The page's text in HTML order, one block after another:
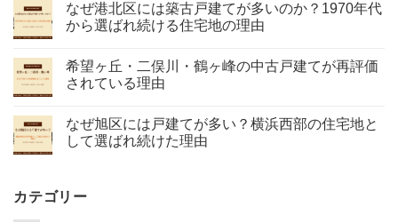
なぜ港北区には築古戸建てが多いのか？1970年代
から選ばれ続ける住宅地の理由
希望ヶ丘・二俣川・鶴ヶ峰の中古戸建てが再評価
されている理由
なぜ旭区には戸建てが多い？横浜西部の住宅地と
して選ばれ続けた理由
カテゴリー